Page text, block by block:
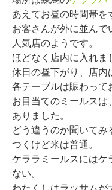
あえてお昼の時間帯
お客さんが外に並んで
人気店のようです。
ほどなく店内に入れま
休日の昼下がり、店内
各テーブルは賑わって
お目当てのミールス
ありました。
どう違うのか聞いて
つくけど米は普通。
ケララミールスにはケ
ない。
わたくしはラッサム